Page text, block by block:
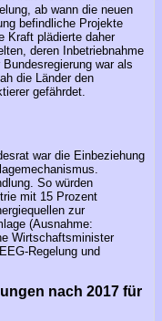
ab wann die neuen
befindliche Projekte
Kraft plädierte daher
deren Inbetriebnahme
war als
die Länder den
gefährdet.
war die Einbeziehung
So würden
mit 15 Prozent
zur
(Ausnahme:
Wirtschaftsminister
Regelung und
nach 2017 für